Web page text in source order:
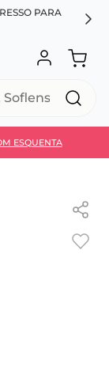
PARA
ESQUENTAextra no